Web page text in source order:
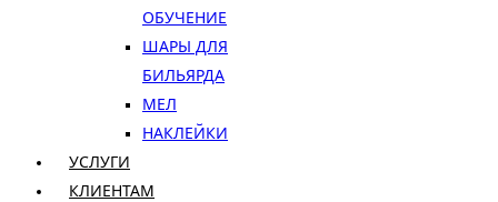
ОБУЧЕНИЕ
ШАРЫ ДЛЯ
БИЛЬЯРДА
МЕЛ
НАКЛЕЙКИ
УСЛУГИ
КЛИЕНТАМ